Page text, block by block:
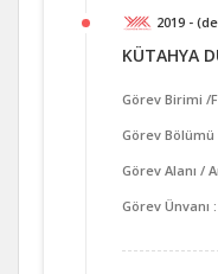
2019 -
KÜTAHYA
Görev Birimi /
Görev Bölümü
Görev Alanı /
Görev Ünvanı